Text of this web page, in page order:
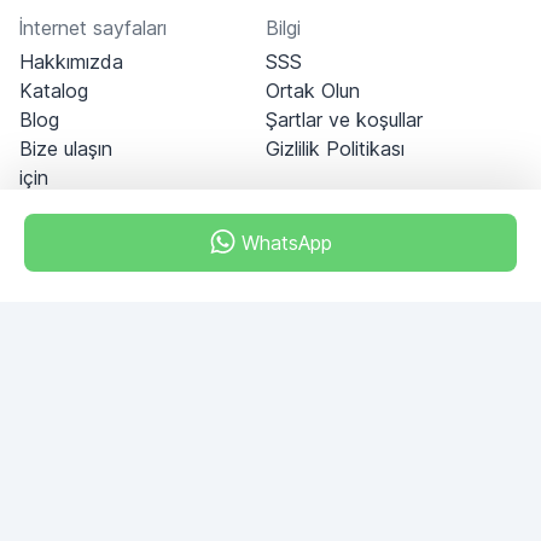
WhatsApp
İnternet sayfaları
Hakkımızda
Katalog
Blog
Bize ulaşın
için
Bilgi
SSS
Ortak Olun
Şartlar ve koşullar
Gizlilik Politikası
ALBAHAR building